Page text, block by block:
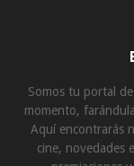
Somos tu portal
momento,
Aquí encontrarás
cine, novedades